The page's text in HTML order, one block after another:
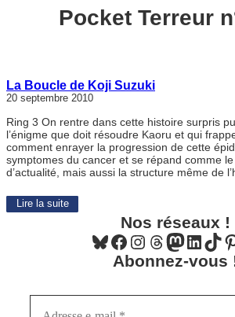
Pocket Terreur
La Boucle de Koji Suzuki
20 septembre 2010
Ring 3 On rentre dans cette histoire surpris
l’énigme que doit résoudre Kaoru et qui
comment enrayer la progression de cette
symptomes du cancer et se répand comme
d’actualité, mais aussi la structure même de
Lire la suite
Nos réseaux !
Bluesky Facebook Instagram Threads Mastodon LinkedIn TikTok Pinterest
Abonnez-vous